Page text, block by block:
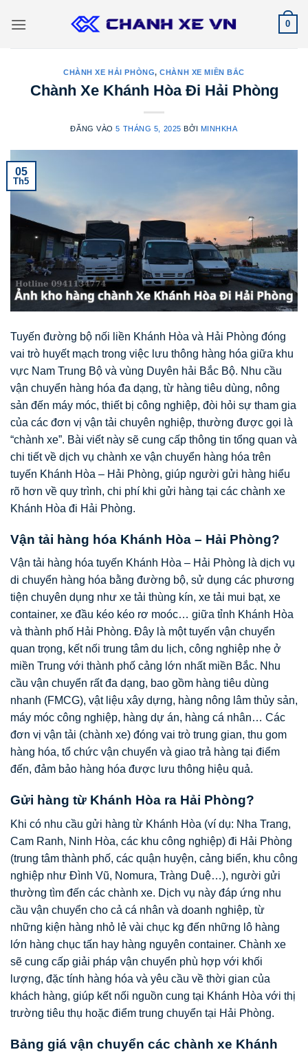
qua
0
CHÀNH XE HẢI PHÒNG,CHÀNH XE MIỀN BẮC
Chành Xe Khánh Hòa Đi Hải Phòng
ĐĂNG VÀO5 THÁNG 5, 2025 BỞI MINHKHA
05
Th5
Tuyến đường bộ nối liền Khánh Hòa và Hải Phòng đóng
vai trò huyết mạch trong việc lưu thông hàng hóa giữa khu
vực Nam Trung Bộ và vùng Duyên hải Bắc Bộ. Nhu cầu
vận chuyển hàng hóa đa dạng, từ hàng tiêu dùng, nông
sản đến máy móc, thiết bị công nghiệp, đòi hỏi sự tham gia
của các đơn vị vận tải chuyên nghiệp, thường được gọi là
“chành xe”. Bài viết này sẽ cung cấp thông tin tổng quan và
chi tiết về dịch vụ chành xe vận chuyển hàng hóa trên
tuyến Khánh Hòa – Hải Phòng, giúp người gửi hàng hiểu
rõ hơn về quy trình, chi phí khi gửi hàng tại các chành xe
Khánh Hòa đi Hải Phòng.
Vận tải hàng hóa Khánh Hòa – Hải Phòng?
Vận tải hàng hóa tuyến Khánh Hòa – Hải Phòng là dịch vụ
di chuyển hàng hóa bằng đường bộ, sử dụng các phương
tiện chuyên dụng như xe tải thùng kín, xe tải mui bạt, xe
container, xe đầu kéo kéo rơ moóc… giữa tỉnh Khánh Hòa
và thành phố Hải Phòng. Đây là một tuyến vận chuyển
quan trọng, kết nối trung tâm du lịch, công nghiệp nhẹ ở
miền Trung với thành phố cảng lớn nhất miền Bắc. Nhu
cầu vận chuyển rất đa dạng, bao gồm hàng tiêu dùng
nhanh (FMCG), vật liệu xây dựng, hàng nông lâm thủy sản,
máy móc công nghiệp, hàng dự án, hàng cá nhân… Các
đơn vị vận tải (chành xe) đóng vai trò trung gian, thu gom
hàng hóa, tổ chức vận chuyển và giao trả hàng tại điểm
đến, đảm bảo hàng hóa được lưu thông hiệu quả.
Gửi hàng từ Khánh Hòa ra Hải Phòng?
Khi có nhu cầu gửi hàng từ Khánh Hòa (ví dụ: Nha Trang,
Cam Ranh, Ninh Hòa, các khu công nghiệp) đi Hải Phòng
(trung tâm thành phố, các quận huyện, cảng biển, khu công
nghiệp như Đình Vũ, Nomura, Tràng Duệ…), người gửi
thường tìm đến các chành xe. Dịch vụ này đáp ứng nhu
cầu vận chuyển cho cả cá nhân và doanh nghiệp, từ
những kiện hàng nhỏ lẻ vài chục kg đến những lô hàng
lớn hàng chục tấn hay hàng nguyên container. Chành xe
sẽ cung cấp giải pháp vận chuyển phù hợp với khối
lượng, đặc tính hàng hóa và yêu cầu về thời gian của
khách hàng, giúp kết nối nguồn cung tại Khánh Hòa với thị
trường tiêu thụ hoặc điểm trung chuyển tại Hải Phòng.
Bảng giá vận chuyển các chành xe Khánh